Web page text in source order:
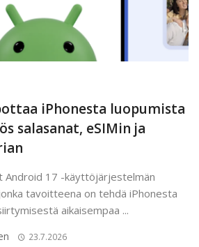
iPhonesta luopumista
salasanat, eSIMin ja
Android 17 -käyttöjärjestelmän
tavoitteena on tehdä iPhonesta
aikaisempaa ...
23.7.2026